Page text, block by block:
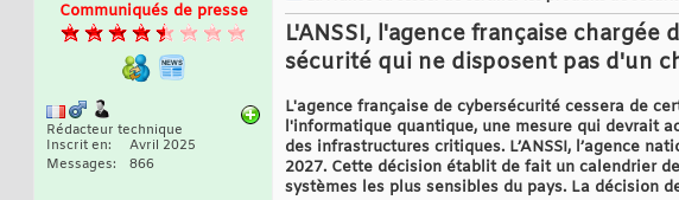
Communiqués de presse
Rédacteur technique
Inscrit en
Avril 2025
Messages
866
L'ANSSI, l'agence française
sécurité qui ne disposent pas d'un
L'agence française de cybersécurité cessera de
l'informatique quantique, une mesure qui devrait
des infrastructures critiques. L’ANSSI, l’agence
2027. Cette décision établit de fait un calendrier
systèmes les plus sensibles du pays. La décision